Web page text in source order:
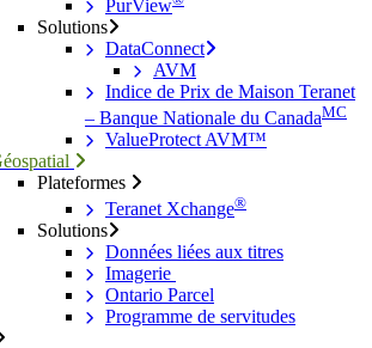
PurView
Solutions
DataConnect
AVM
Indice de Prix de Maison Teranet
– Banque Nationale du CanadaMC
ValueProtect AVM™
Plateformes
Teranet Xchange®
Solutions
Données liées aux titres
Imagerie
Ontario Parcel
Programme de servitudes